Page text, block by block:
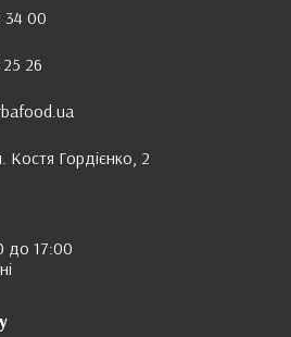
34 00
26
Костя Гордієнко, 2
до 17:00